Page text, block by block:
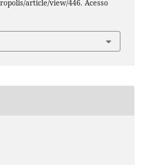
article/view/446. Acesso